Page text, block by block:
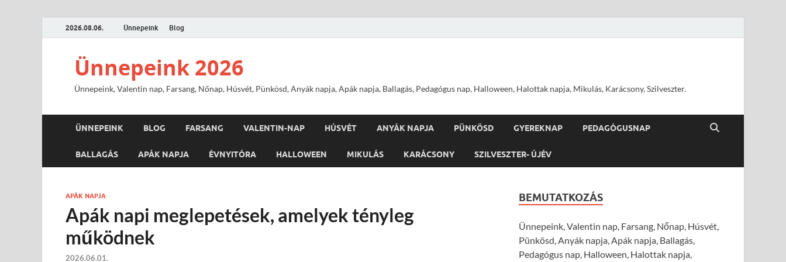
2026.08.06. Ünnepeink Blog
Ünnepeink 2026
Ünnepeink, Valentin nap, Farsang, Nőnap, Húsvét, Pünkösd, Anyák napja, Apák napja, Ballagás, Pedagógus nap, Halloween, Halottak napja, Mikulás, Karácsony, Szilveszter.
ÜNNEPEINK BLOG FARSANG VALENTIN-NAP HÚSVÉT ANYÁK NAPJA PÜNKÖSD GYEREKNAP PEDAGÓGUSNAP
BALLAGÁS APÁK NAPJA ÉVNYITÓRA HALLOWEEN MIKULÁS KARÁCSONY SZILVESZTER- ÚJÉV
APÁK NAPJA
Apák napi meglepetések, amelyek tényleg
működnek
2026.06.01.
BEMUTATKOZÁS
Ünnepeink, Valentin nap, Farsang, Nőnap, Húsvét,
Pünkösd, Anyák napja, Apák napja, Ballagás,
Pedagógus nap, Halloween, Halottak napja,